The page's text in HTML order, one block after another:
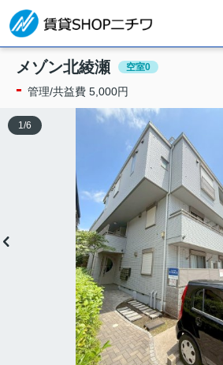
メゾン北綾瀬 空室0
- 管理/共益費 5,000円
1 /6